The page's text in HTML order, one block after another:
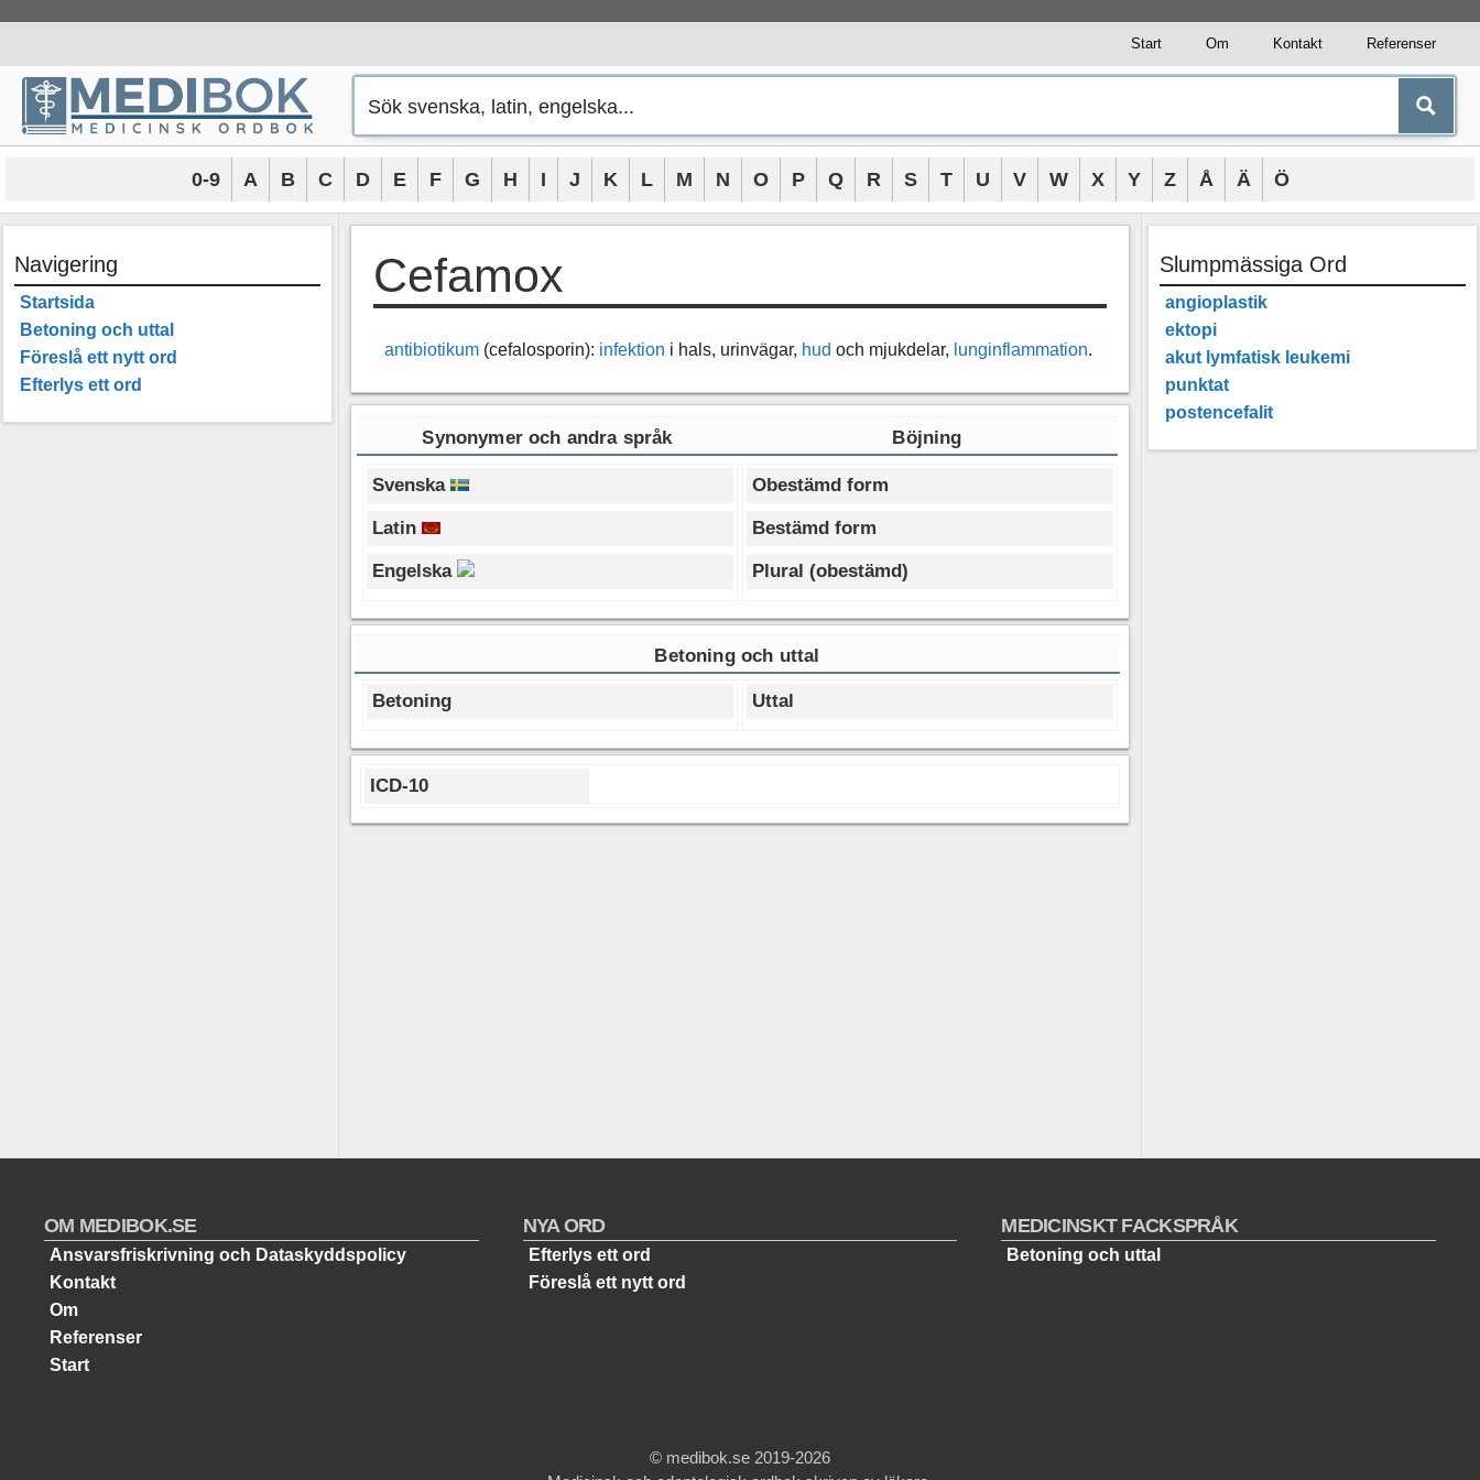
innehåll
Start Om Kontakt Referenser
0-9 A B C D E F G H I J K L M N O P Q R S T U V W X Y Z Å Ä Ö
Cefamox
antibiotikum (cefalosporin): infektion i hals, urinvägar, hud och mjukdelar, lunginflammation.
Synonymer och andra språk Böjning
Svenska
Latin
Engelska
Obestämd form
Bestämd form
Plural (obestämd)
Betoning och uttal
Betoning Uttal
ICD-10
Navigering
Startsida
Betoning och uttal
Föreslå ett nytt ord
Efterlys ett ord
Slumpmässiga Ord
angioplastik
ektopi
akut lymfatisk leukemi
punktat
postencefalit
OM MEDIBOK.SE
Ansvarsfriskrivning och Dataskyddspolicy
Kontakt
Om
Referenser
Start
NYA ORD
Efterlys ett ord
Föreslå ett nytt ord
MEDICINSKT FACKSPRÅK
Betoning och uttal
© medibok.se 2019-2026